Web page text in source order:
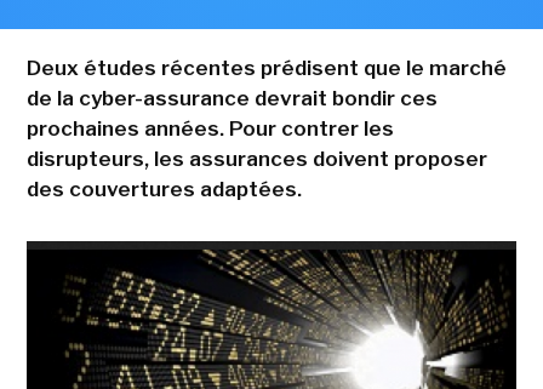
Deux études récentes prédisent que le marché
de la cyber-assurance devrait bondir ces
prochaines années. Pour contrer les
disrupteurs, les assurances doivent proposer
des couvertures adaptées.